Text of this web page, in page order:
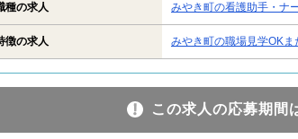
種の求人 みやき町の看護助手・ナ
徴の求人 みやき町の職場見学OK
この求人の応募期間